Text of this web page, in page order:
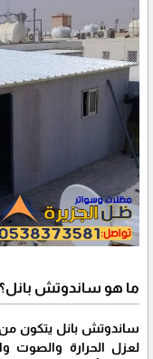
ما هو ساندوتش بانل؟
ساندوتش بانل يتكون
لعزل الحرارة والصوت